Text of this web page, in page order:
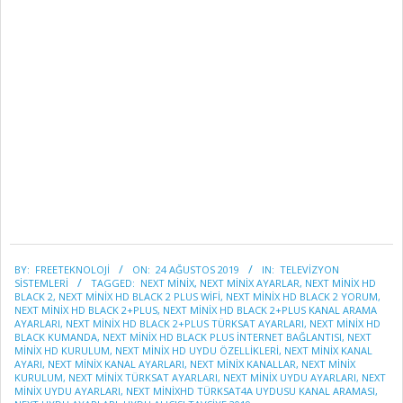
08-
24
BY: FREETEKNOLOJI ON: 24 AĞUSTOS 2019 IN: TELEVİZYON
SİSTEMLERİ
TAGGED: NEXT MİNİX, NEXT MİNİX AYARLAR, NEXT MİNİX HD
BLACK 2, NEXT MINIX HD BLACK 2 PLUS WIFI, NEXT MINIX HD BLACK 2 YORUM,
NEXT MİNİX HD BLACK 2+PLUS, NEXT MİNİX HD BLACK 2+PLUS KANAL ARAMA
AYARLARI, NEXT MİNİX HD BLACK 2+PLUS TÜRKSAT AYARLARI, NEXT MINIX HD
BLACK KUMANDA, NEXT MINIX HD BLACK PLUS INTERNET BAĞLANTISI, NEXT
MINIX HD KURULUM, NEXT MİNİX HD UYDU ÖZELLİKLERİ, NEXT MİNİX KANAL
AYARI, NEXT MİNİX KANAL AYARLARI, NEXT MİNİX KANALLAR, NEXT MİNİX
KURULUM, NEXT MİNİX TÜRKSAT AYARLARI, NEXT MİNİX UYDU AYARLARI, NEXT
MİNİX UYDU AYARLARI, NEXT MINIXHD TÜRKSAT4A UYDUSU KANAL ARAMASI,